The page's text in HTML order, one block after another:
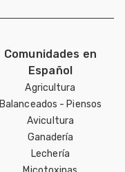
Comunidades en
Español
Agricultura
Balanceados - Piensos
Avicultura
Ganadería
Lechería